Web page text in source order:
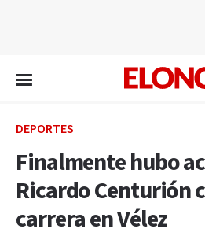
DEPORTES
Finalmente hubo
Ricardo Centurión
carrera en Vélez